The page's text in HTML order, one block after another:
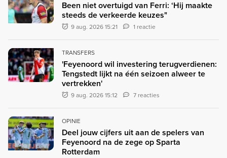
Been niet overtuigd van Ferri: ‘Hij maakte
steeds de verkeerde keuzes"
9 aug. 2026 15:21 1 reactie
TRANSFERS
'Feyenoord wil investering terugverdienen:
Tengstedt lijkt na één seizoen alweer te
vertrekken'
9 aug. 2026 15:12 7 reacties
OPINIE
Deel jouw cijfers uit aan de spelers van
Feyenoord na de zege op Sparta
Rotterdam